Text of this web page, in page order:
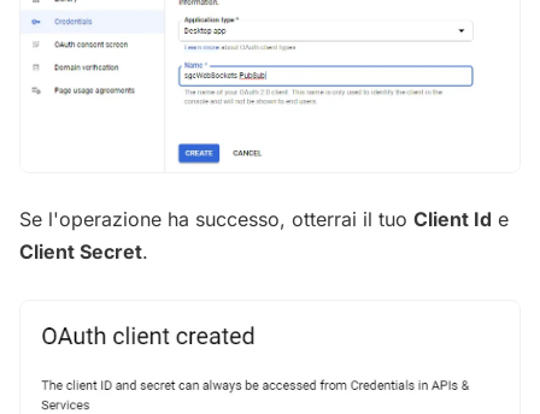
Se l'operazione ha successo, otterrai il tuo Client Id e
Client Secret.